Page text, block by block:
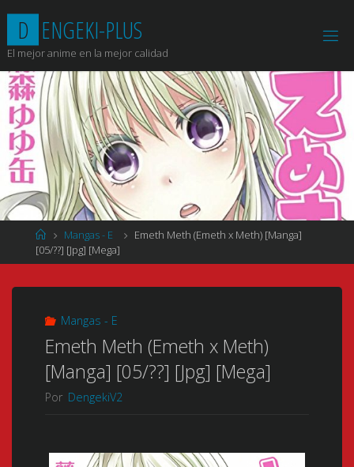
contenido
D ENGEKI-PLUS
El mejor anime en la mejor calidad
Página
de
Inicio
Mangas - E
Emeth Meth (Emeth x Meth) [Manga]
[05/??] [Jpg] [Mega]
Mangas - E
Emeth Meth (Emeth x Meth)
[Manga] [05/??] [Jpg] [Mega]
Por DengekiV2